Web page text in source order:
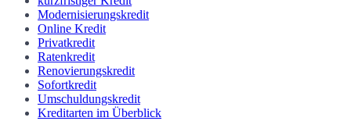
Modernisierungskredit
Online Kredit
Privatkredit
Ratenkredit
Renovierungskredit
Sofortkredit
Umschuldungskredit
Kreditarten im Überblick